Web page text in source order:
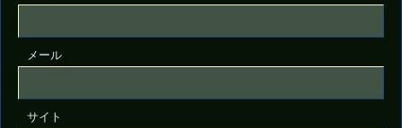
メール
サイト